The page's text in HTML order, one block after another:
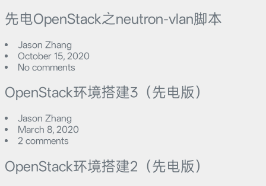
先电OpenStack之neutron-vlan脚本
Jason Zhang
October 15, 2020
No comments
OpenStack环境搭建3（先电版）
Jason Zhang
March 8, 2020
2 comments
OpenStack环境搭建2（先电版）